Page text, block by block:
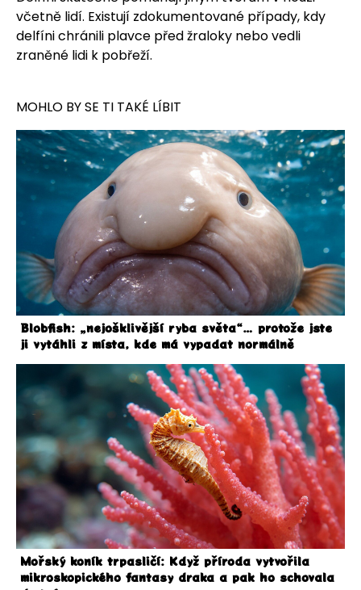
včetně lidí. Existují zdokumentované případy, kdy
delfíni chránili plavce před žraloky nebo vedli
zraněné lidi k pobřeží.
MOHLO BY SE TI TAKÉ LÍBIT
Blobfish: „nejošklivější ryba světa“… protože jste
ji vytáhli z místa, kde má vypadat normálně
Mořský koník trpasličí: Když příroda vytvořila
mikroskopického fantasy draka a pak ho schovala